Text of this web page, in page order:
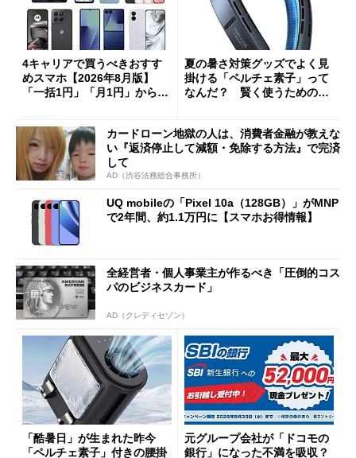
4キャリアで買うべきおすす
めスマホ【2026年8月版】
「一括1円」「月1円」からお
夏の暑さ対策グッズでよく見
掛ける「ペルチェ素子」って
なんだ？ 賢く使うための注
カードローン地獄の人は、消費者金融が教えな
い『返済停止して減額・免除する方法』で完済
して
AD（渋谷法務総合事務所）
UQ mobileの「Pixel 10a（128GB）」がMNP
で2年間、約1.1万円に【スマホお得情報】
全経営者・個人事業主が作るべき「圧倒的コス
パのビジネスカード」
AD（クレディセゾン）
「酷暑日」が生まれた昨今
「ペルチェ素子」付きの腰掛
元グループ会社が「ドコモの
銀行」になった不満を吸収？